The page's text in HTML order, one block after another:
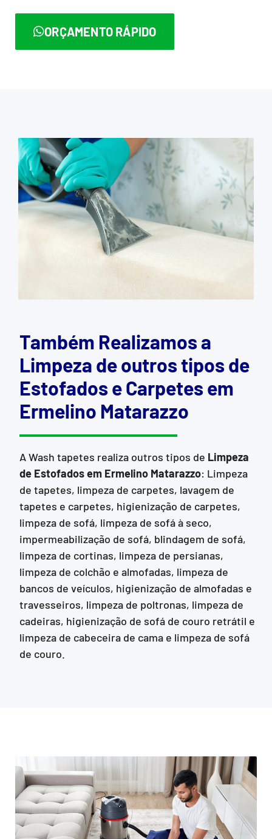
ORÇAMENTO RÁPIDO
Também Realizamos a
Limpeza de outros tipos de
Estofados e Carpetes em
Ermelino Matarazzo
A Wash tapetes realiza outros tipos de Limpeza
de Estofadosem Ermelino Matarazzo: Limpeza
de tapetes, limpeza de carpetes, lavagem de
tapetes e carpetes, higienização de carpetes,
limpeza de sofá, limpeza de sofá à seco,
impermeabilização de sofá, blindagem de sofá,
limpeza de cortinas, limpeza de persianas,
limpeza de colchão e almofadas, limpeza de
bancos de veículos, higienização de almofadas e
travesseiros, limpeza de poltronas, limpeza de
cadeiras, higienização de sofá de couro retrátil e
limpeza de cabeceira de cama e limpeza de sofá
de couro.